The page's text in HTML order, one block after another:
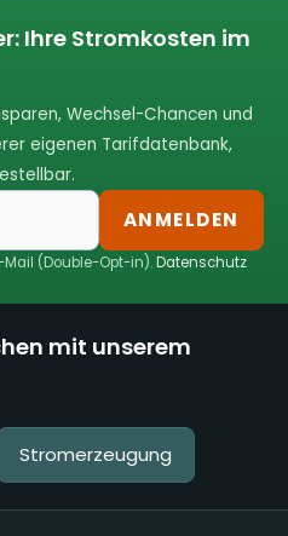
Ihre Stromkosten im
Wechsel-Chancen und
eigenen Tarifdatenbank,
ANMELDEN
(Double-Opt-in).Datenschutz
mit unserem
Stromerzeugung